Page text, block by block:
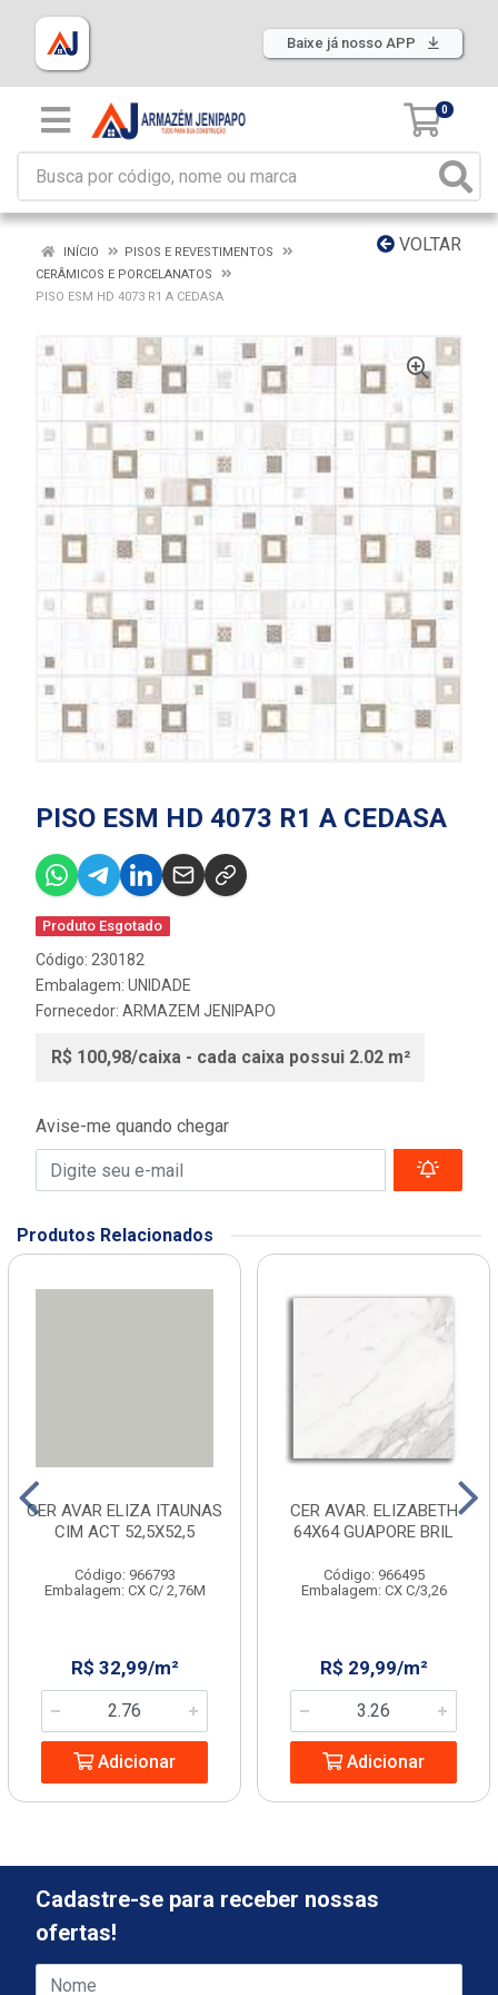
Baixe já nosso APP
0
VOLTAR
INÍCIO
PISOS E REVESTIMENTOS
CERÂMICOS E PORCELANATOS
PISO ESM HD 4073 R1 A CEDASA
PISO ESM HD 4073 R1 A CEDASA
Produto Esgotado
Código: 230182
Embalagem: UNIDADE
Fornecedor: ARMAZEM JENIPAPO
R$ 100,98/caixa - cada caixa possui 2.02 m²
Avise-me quando chegar
Produtos Relacionados
CER AVAR ELIZA ITAUNAS
CIM ACT 52,5X52,5
Código: 966793
Embalagem: CX C/ 2,76M
R$ 32,99/m²
Adicionar
CER AVAR. ELIZABETH
64X64 GUAPORE BRIL
Código: 966495
Embalagem: CX C/3,26
R$ 29,99/m²
Adicionar
Cadastre-se para receber nossas
ofertas!